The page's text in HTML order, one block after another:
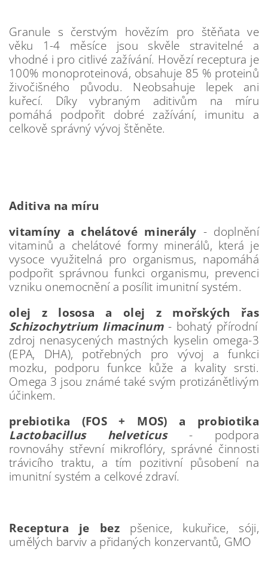
Granule s čerstvým hovězím pro štěňata ve
věku 1-4 měsíce jsou skvěle stravitelné a
vhodné i pro citlivé zažívání. Hovězí receptura je
100% monoproteinová, obsahuje 85 % proteinů
živočišného původu. Neobsahuje lepek ani
kuřecí. Díky vybraným aditivům na míru
pomáhá podpořit dobré zažívání, imunitu a
celkově správný vývoj štěněte.
Aditiva na míru
vitamíny a chelátové minerály - doplnění
vitaminů a chelátové formy minerálů, která je
vysoce využitelná pro organismus, napomáhá
podpořit správnou funkci organismu, prevenci
vzniku onemocnění a posílit imunitní systém.
olej z lososa a olej z mořských řas
Schizochytrium limacinum- bohatý přírodní
zdroj nenasycených mastných kyselin omega-3
(EPA, DHA), potřebných pro vývoj a funkci
mozku, podporu funkce kůže a kvality srsti.
Omega 3 jsou známé také svým protizánětlivým
účinkem.
prebiotika (FOS + MOS) a probiotika
Lactobacillus helveticus- podpora
rovnováhy střevní mikroflóry, správné činnosti
trávicího traktu, a tím pozitivní působení na
imunitní systém a celkové zdraví.
Receptura je bez pšenice, kukuřice, sóji,
umělých barviv a přidaných konzervantů, GMO